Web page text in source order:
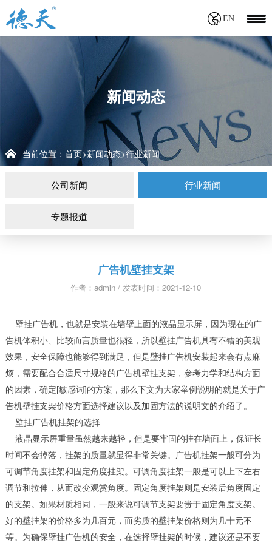
EN
新闻动态
当前位置： 首页>新闻动态>行业新闻
公司新闻 行业新闻
专题报道
广告机壁挂支架
作者：admin / 发表时间：2021-12-10
壁挂广告机，也就是安装在墙壁上面的液晶显示屏，因为现在的广
告机体积小、比较而言质量也很轻，所以壁挂广告机具有不错的美观
效果，安全保障也能够得到满足，但是壁挂广告机安装起来会有点麻
烦，需要配合合适尺寸规格的广告机壁挂支架，参考力学和结构方面
的因素，确定[敏感词]的方案，那么下文为大家举例说明的就是关于广
告机壁挂支架价格方面选择建议以及加固方法的说明文的介绍了。
壁挂广告机挂架的选择
液晶显示屏重量虽然越来越轻，但是要牢固的挂在墙面上，保证长
时间不会掉落，挂架的质量就显得非常关键。广告机挂架一般可分为
可调节角度挂架和固定角度挂架。可调角度挂架一般是可以上下左右
调节和拉伸，从而改变观赏角度。固定角度挂架则是安装后角度固定
的支架。如果材质相同，一般来说可调节支架要贵于固定角度支架。
好的壁挂架的价格多为几百元，而劣质的壁挂架价格则为几十元不
等。为确保壁挂广告机的安全，在选择壁挂架的时候，建议还是不要